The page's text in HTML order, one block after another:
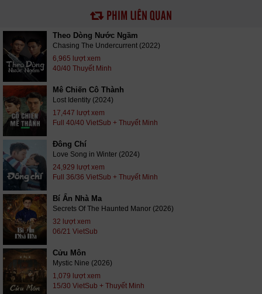
PHIM LIÊN QUAN
Theo Dòng Nước Ngầm
Chasing The Undercurrent (2022)
6,965 lượt xem
40/40 Thuyết Minh
Mê Chiến Cô Thành
Lost Identity (2024)
17,447 lượt xem
Full 40/40 VietSub + Thuyết Minh
Đông Chí
Love Song in Winter (2024)
24,929 lượt xem
Full 36/36 VietSub + Thuyết Minh
Bí Ẩn Nhà Ma
Secrets Of The Haunted Manor (2026)
32 lượt xem
06/21 VietSub
Cửu Môn
Mystic Nine (2026)
1,079 lượt xem
15/30 VietSub + Thuyết Minh